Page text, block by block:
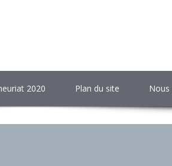
2020 Plan du site